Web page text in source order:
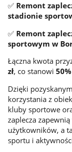
✅ Remont
stadionie
✅ Remont
sportowym w
Łączna kwota
zł, co stanowi
Dzięki
korzystania z
kluby sportowe
zaplecza
użytkowników, a
sportu i